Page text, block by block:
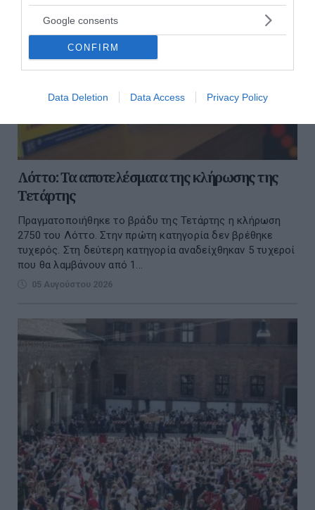
Google consents
CONFIRM
Data Deletion Data Access Privacy Policy
Λόττο: Τα αποτελέσματα της κλήρωσης της
Τετάρτης
Πραγματοποιήθηκε το βράδυ της Τετάρτης η κλήρωση
2750 του Λόττο. Στην πρώτη κατηγορία δεν βρέθηκε
τυχερός. Στη δεύτερη κατηγορία αναδείχθηκαν 5 τυχεροί
που θα λαμβάνουν από 1...
05 Αυγούστου 2026